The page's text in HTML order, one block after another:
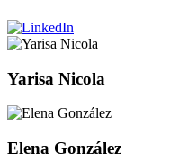
Yarisa Nicola
Elena González